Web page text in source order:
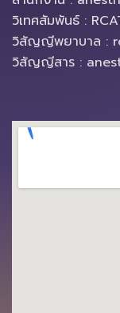
วิเทศสัมพันธ์ :
วิสัญญีพยาบาล :
วิสัญญีสาร :